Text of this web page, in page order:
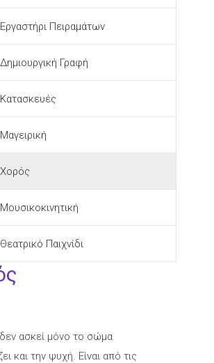
Εργαστήρι Πειραμάτων
Δημιουργική Γραφή
Κατασκευές
Μαγειρική
Χορός
Μουσικοκινητική
Θεατρικό Παιχνίδι
ασκεί μόνο το σώμα
και την ψυχή. Είναι από τις